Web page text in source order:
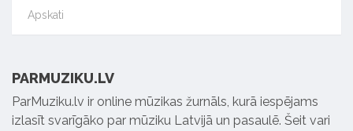
Apskati
PARMUZIKU.LV
ParMuziku.lv ir online mūzikas žurnāls, kurā iespējams
izlasīt svarīgāko par mūziku Latvijā un pasaulē. Šeit vari